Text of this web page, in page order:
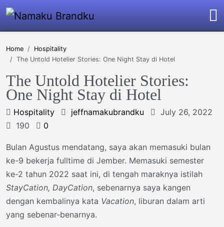
Home
Hospitality
The Untold Hotelier Stories: One Night Stay di Hotel
The Untold Hotelier Stories:
One Night Stay di Hotel
Hospitality jeffnamakubrandku
July 26, 2022
190
0
Bulan Agustus mendatang, saya akan memasuki bulan
ke-9 bekerja fulltime di Jember. Memasuki semester
ke-2 tahun 2022 saat ini, di tengah maraknya istilah
StayCation, DayCation, sebenarnya saya kangen
dengan kembalinya kata Vacation, liburan dalam arti
yang sebenar-benarnya.